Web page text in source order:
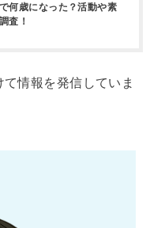
何歳になった？活動や素
査！
情報を発信していま